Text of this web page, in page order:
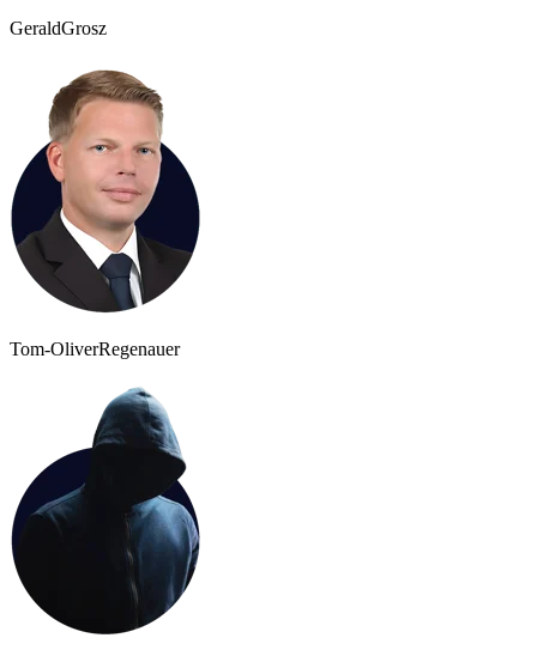
GeraldGrosz
Tom-OliverRegenauer